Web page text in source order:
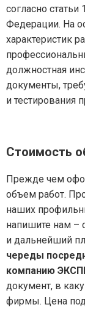
согласно
Федерации. На
характеристик
должностная
документы,
и тестирования
Стоимость
Прежде чем
объем работ.
наших
напишите нам –
и дальнейший
череды
компанию
документ, в
фирмы. Цена